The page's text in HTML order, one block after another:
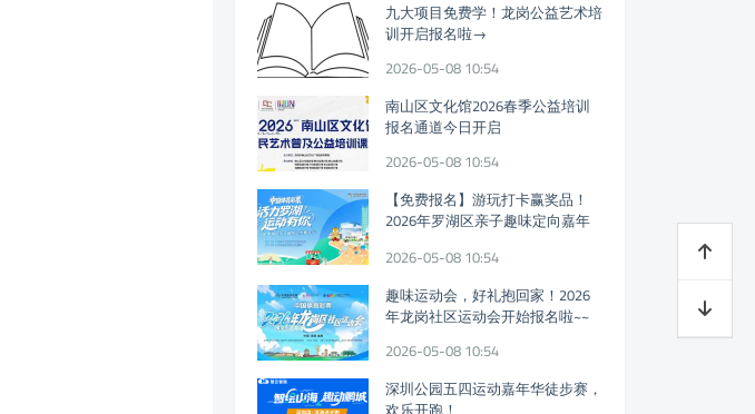
九大项目免费学！龙岗公益艺术培
训开启报名啦→
2026-05-08 10:54
南山区文化馆2026春季公益培训
报名通道今日开启
2026-05-08 10:54
【免费报名】游玩打卡赢奖品！
2026年罗湖区亲子趣味定向嘉年
2026-05-08 10:54
趣味运动会，好礼抱回家！2026
年龙岗社区运动会开始报名啦~~
2026-05-08 10:54
深圳公园五四运动嘉年华徒步赛，
欢乐开跑！